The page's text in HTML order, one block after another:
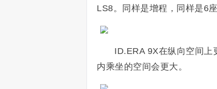
LS8。同样是增程，同样是6
ID.ERA 9X在纵向空间上
内乘坐的空间会更大。